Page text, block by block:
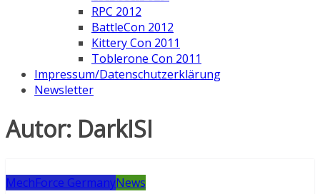
RPC 2012
BattleCon 2012
Kittery Con 2011
Toblerone Con 2011
Impressum/Datenschutzerklärung
Newsletter
Autor: DarkISI
MechForce GermanyNews